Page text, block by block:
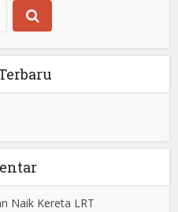
Naik Kereta LRT